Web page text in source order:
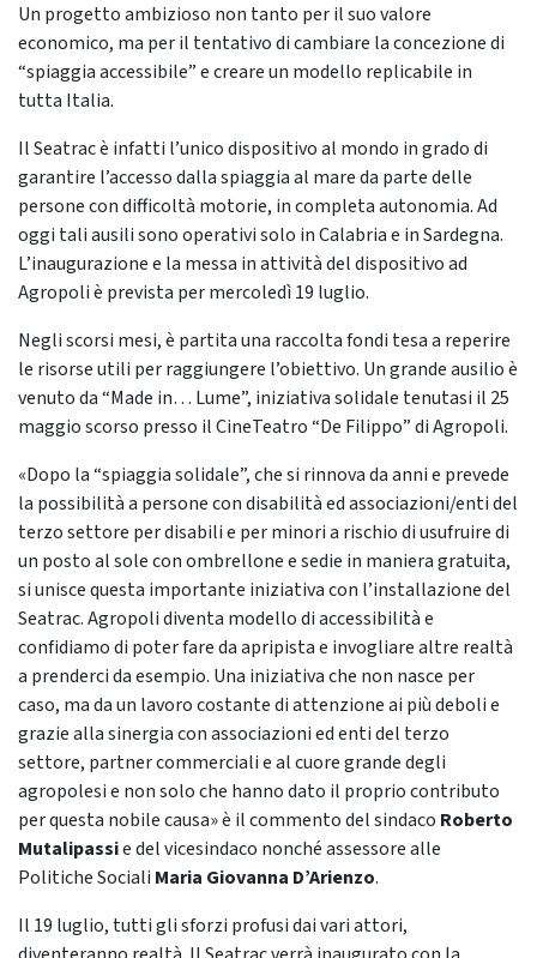
Un progetto ambizioso non tanto per il suo valore
economico, ma per il tentativo di cambiare la concezione di
“spiaggia accessibile” e creare un modello replicabile in
tutta Italia.
Il Seatrac è infatti l’unico dispositivo al mondo in grado di
garantire l’accesso dalla spiaggia al mare da parte delle
persone con difficoltà motorie, in completa autonomia. Ad
oggi tali ausili sono operativi solo in Calabria e in Sardegna.
L’inaugurazione e la messa in attività del dispositivo ad
Agropoli è prevista per mercoledì 19 luglio.
Negli scorsi mesi, è partita una raccolta fondi tesa a reperire
le risorse utili per raggiungere l’obiettivo. Un grande ausilio è
venuto da “Made in… Lume”, iniziativa solidale tenutasi il 25
maggio scorso presso il CineTeatro “De Filippo” di Agropoli.
«Dopo la “spiaggia solidale”, che si rinnova da anni e prevede
la possibilità a persone con disabilità ed associazioni/enti del
terzo settore per disabili e per minori a rischio di usufruire di
un posto al sole con ombrellone e sedie in maniera gratuita,
si unisce questa importante iniziativa con l’installazione del
Seatrac. Agropoli diventa modello di accessibilità e
confidiamo di poter fare da apripista e invogliare altre realtà
a prenderci da esempio. Una iniziativa che non nasce per
caso, ma da un lavoro costante di attenzione ai più deboli e
grazie alla sinergia con associazioni ed enti del terzo
settore, partner commerciali e al cuore grande degli
agropolesi e non solo che hanno dato il proprio contributo
per questa nobile causa» è il commento del sindaco Roberto
Mutalipassie del vicesindaco nonché assessore alle
Politiche Sociali Maria Giovanna D’Arienzo.
Il 19 luglio, tutti gli sforzi profusi dai vari attori,